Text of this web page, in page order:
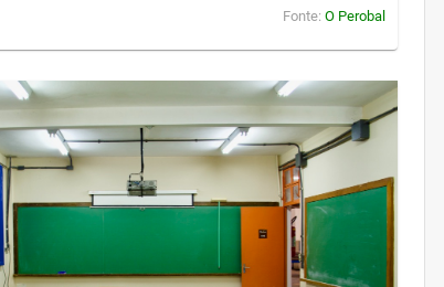
Fonte: O Perobal